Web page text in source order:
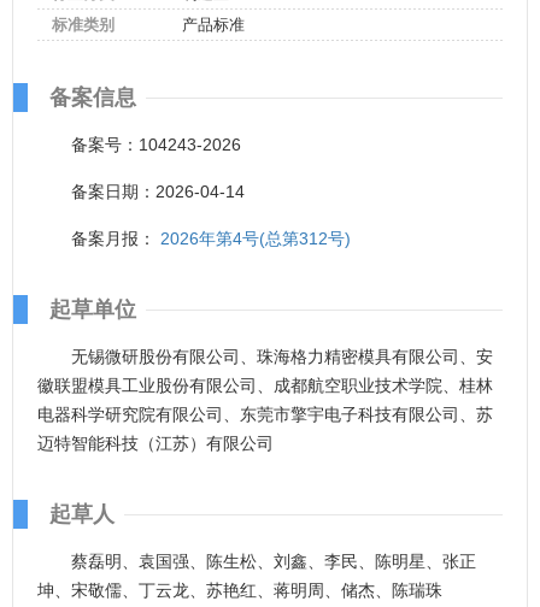
标准类别
产品标准
备案信息
备案号：104243-2026
备案日期：2026-04-14
备案月报： 2026年第4号(总第312号)
起草单位
无锡微研股份有限公司、珠海格力精密模具有限公司、安
徽联盟模具工业股份有限公司、成都航空职业技术学院、桂林
电器科学研究院有限公司、东莞市擎宇电子科技有限公司、苏
迈特智能科技（江苏）有限公司
起草人
蔡磊明、袁国强、陈生松、刘鑫、李民、陈明星、张正
坤、宋敬儒、丁云龙、苏艳红、蒋明周、储杰、陈瑞珠